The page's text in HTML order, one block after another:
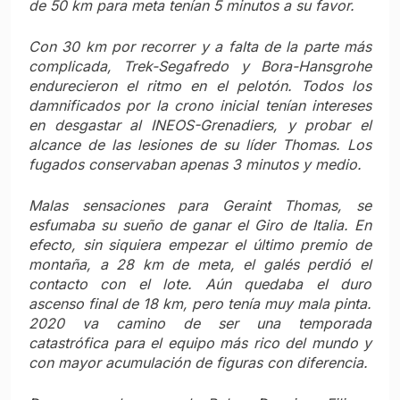
de 50 km para meta tenían 5 minutos a su favor.
Con 30 km por recorrer y a falta de la parte más
complicada, Trek-Segafredo y Bora-Hansgrohe
endurecieron el ritmo en el pelotón. Todos los
damnificados por la crono inicial tenían intereses
en desgastar al INEOS-Grenadiers, y probar el
alcance de las lesiones de su líder Thomas. Los
fugados conservaban apenas 3 minutos y medio.
Malas sensaciones para Geraint Thomas, se
esfumaba su sueño de ganar el Giro de Italia. En
efecto, sin siquiera empezar el último premio de
montaña, a 28 km de meta, el galés perdió el
contacto con el lote. Aún quedaba el duro
ascenso final de 18 km, pero tenía muy mala pinta.
2020 va camino de ser una temporada
catastrófica para el equipo más rico del mundo y
con mayor acumulación de figuras con diferencia.